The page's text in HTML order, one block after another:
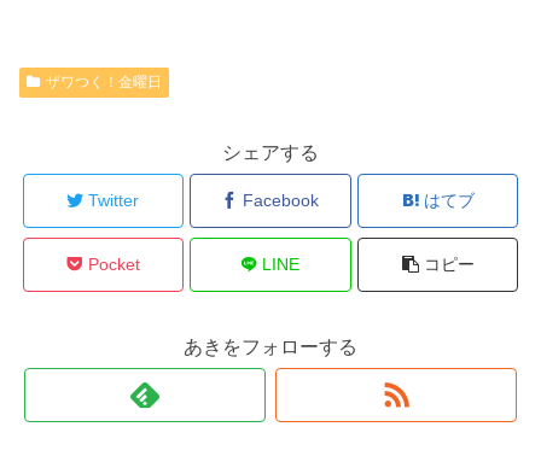
ザワつく！金曜日
シェアする
Twitter Facebook はてブ
Pocket LINE コピー
あきをフォローする